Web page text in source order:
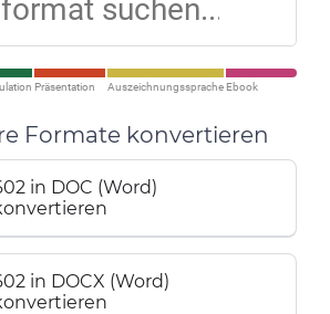
Präsentation Auszeichnungssprache Ebook
Formate konvertieren
in DOC (Word)
in DOCX (Word)